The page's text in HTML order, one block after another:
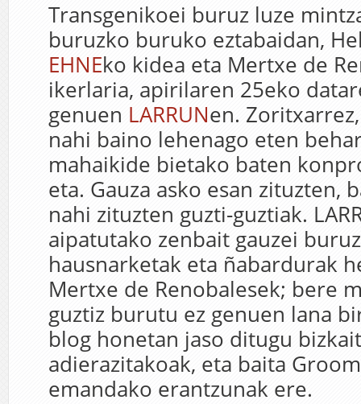
Transgenikoei buruz luze
buruzko buruko eztabaidan,
EHNEko kidea eta Mertxe de
ikerlaria, apirilaren 25eko
genuen LARRUNen.
nahi baino lehenago eten
mahaikide bietako baten
eta. Gauza asko esan zituzten,
nahi zituzten guzti-guztiak.
aipatutako zenbait gauzei
hausnarketak eta ñabardurak
Mertxe de Renobalesek; bere
guztiz burutu ez genuen lana
blog honetan jaso ditugu
adierazitakoak, eta baita
emandako erantzunak ere.